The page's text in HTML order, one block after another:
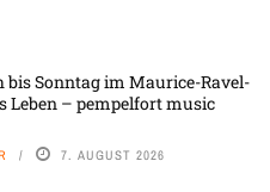
bis Sonntag im Maurice-Ravel-
Leben – pempelfort music
7. AUGUST 2026